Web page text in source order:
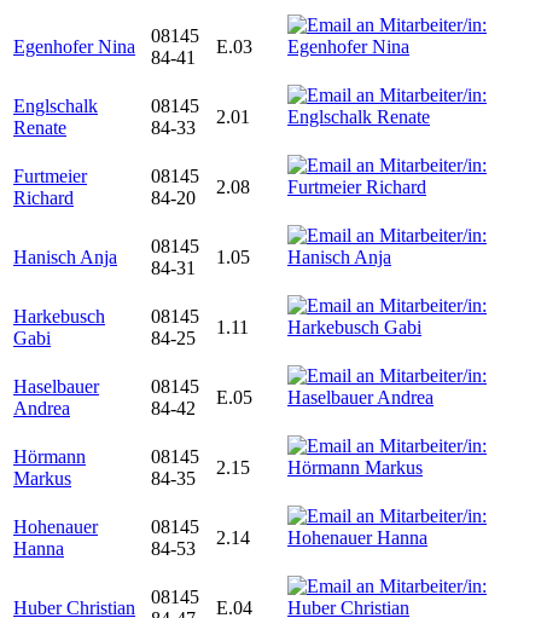
Egenhofer Nina
08145
84-41
E.03
Englschalk
Renate
08145
84-33
2.01
Furtmeier
Richard
08145
84-20
2.08
Hanisch Anja
08145
84-31
1.05
Harkebusch
Gabi
08145
84-25
1.11
Haselbauer
Andrea
08145
84-42
E.05
Hörmann
Markus
08145
84-35
2.15
Hohenauer
Hanna
08145
84-53
2.14
Huber Christian
08145
E.04